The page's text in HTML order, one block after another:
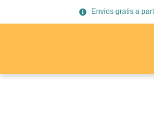
Envios gratis a